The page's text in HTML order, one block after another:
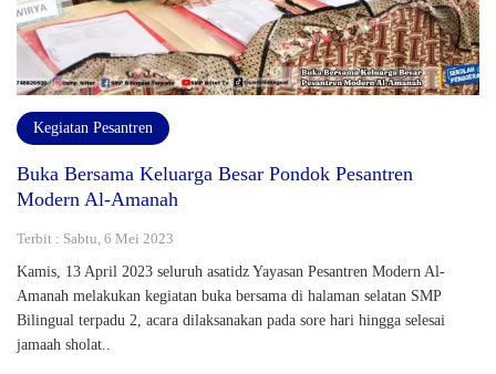
Kegiatan Pesantren
Buka Bersama Keluarga Besar Pondok Pesantren
Modern Al-Amanah
Terbit : Sabtu, 6 Mei 2023
Kamis, 13 April 2023 seluruh asatidz Yayasan Pesantren Modern Al-
Amanah melakukan kegiatan buka bersama di halaman selatan SMP
Bilingual terpadu 2, acara dilaksanakan pada sore hari hingga selesai
jamaah sholat..